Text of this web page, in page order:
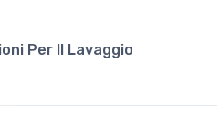
Per Il Lavaggio